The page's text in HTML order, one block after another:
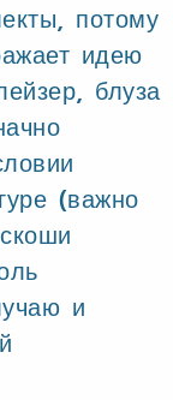
потому
идею
блуза
(важно
и